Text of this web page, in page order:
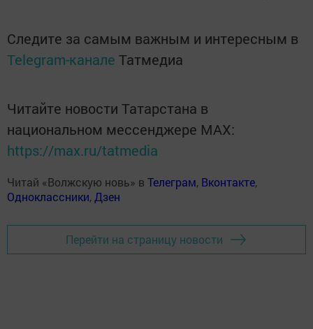
Следите за самым важным и интересным в
Telegram-канале Татмедиа
Читайте новости Татарстана в
национальном мессенджере MАХ:
https://max.ru/tatmedia
Читай «Волжскую новь» в Телеграм, Вконтакте,
Одноклассники, Дзен
Перейти на страницу новости